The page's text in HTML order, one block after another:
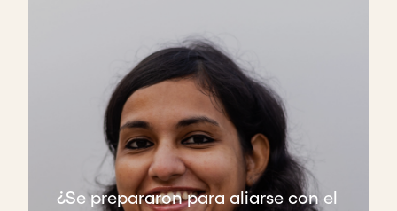
¿Se prepararon para aliarse con el